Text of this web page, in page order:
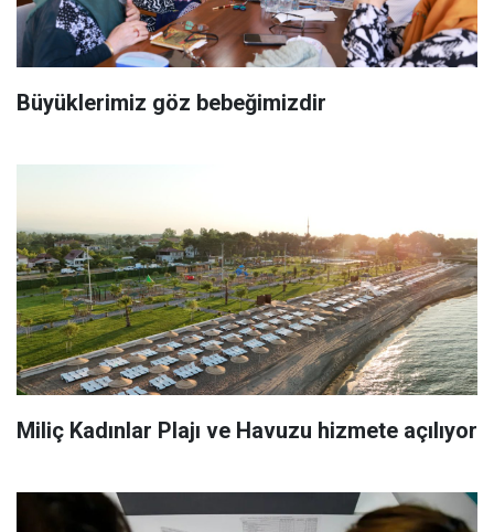
Büyüklerimiz göz bebeğimizdir
Miliç Kadınlar Plajı ve Havuzu hizmete açılıyor